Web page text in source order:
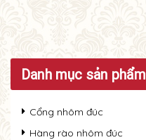
Danh mục sản phẩm
Cổng nhôm đúc
Hàng rào nhôm đúc